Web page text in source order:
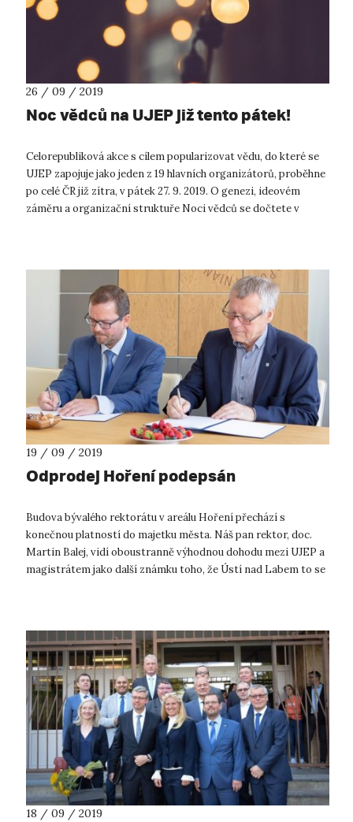
26 / 09 / 2019
Noc vědců na UJEP již tento pátek!
Celorepubliková akce s cílem popularizovat vědu, do které se
UJEP zapojuje jako jeden z 19 hlavních organizátorů, proběhne
po celé ČR již zítra, v pátek 27. 9. 2019. O genezi, ideovém
záměru a organizační struktuře Noci vědců se dočtete v
19 / 09 / 2019
Odprodej Hoření podepsán
Budova bývalého rektorátu v areálu Hoření přechází s
konečnou platností do majetku města. Náš pan rektor, doc.
Martin Balej, vidí oboustranně výhodnou dohodu mezi UJEP a
magistrátem jako další známku toho, že Ústí nad Labem to se
18 / 09 / 2019